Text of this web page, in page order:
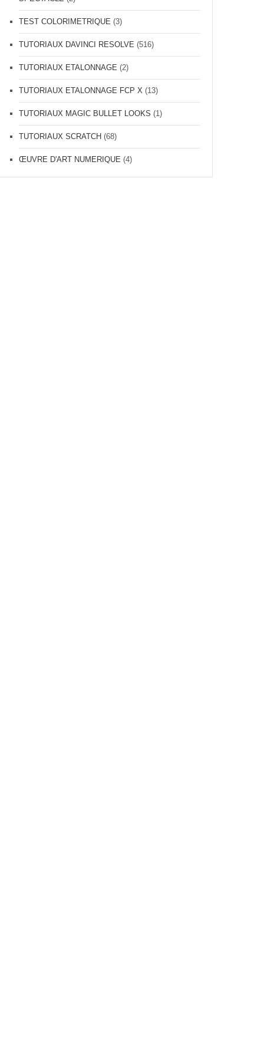
TEST COLORIMETRIQUE (3)
TUTORIAUX DAVINCI RESOLVE (516)
TUTORIAUX ETALONNAGE (2)
TUTORIAUX ETALONNAGE FCP X (13)
TUTORIAUX MAGIC BULLET LOOKS (1)
TUTORIAUX SCRATCH (68)
ŒUVRE D'ART NUMERIQUE (4)